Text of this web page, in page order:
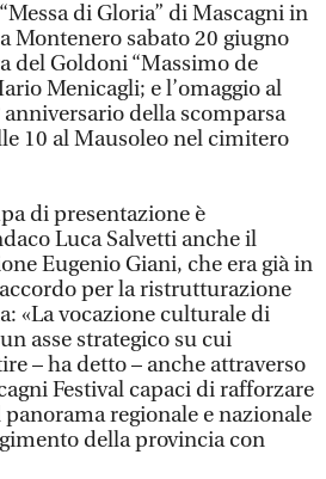
di Gloria” di Mascagni in
Montenero sabato 20 giugno
del Goldoni “Massimo de
Menicagli; e l’omaggio al
anniversario della scomparsa
10 al Mausoleo nel cimitero
di presentazione è
Luca Salvetti anche il
Eugenio Giani, che era già in
per la ristrutturazione
«La vocazione culturale di
asse strategico su cui
– ha detto – anche attraverso
Festival capaci di rafforzare
regionale e nazionale
della provincia con